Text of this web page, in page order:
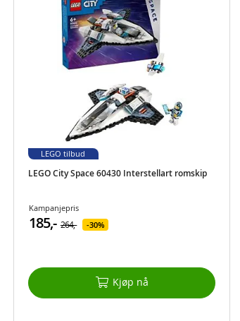
LEGO City Space 60430 Interstellart romskip
Kampanjepris
185,- 264,- 30%
Kjøp nå
LEGO tilbud